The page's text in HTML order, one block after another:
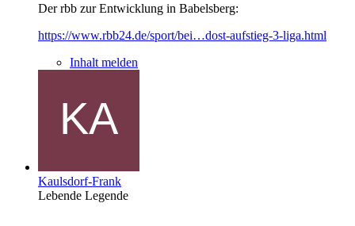
Der rbb zur Entwicklung in Babelsberg:
https://www.rbb24.de/sport/bei…dost-aufstieg-3-liga.html
Inhalt melden
Kaulsdorf-Frank
Lebende Legende